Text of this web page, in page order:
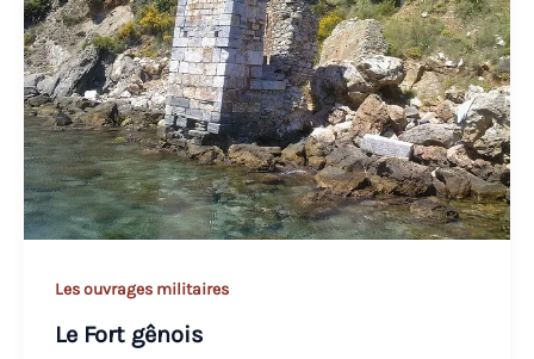
Les ouvrages militaires
Le Fort gênois